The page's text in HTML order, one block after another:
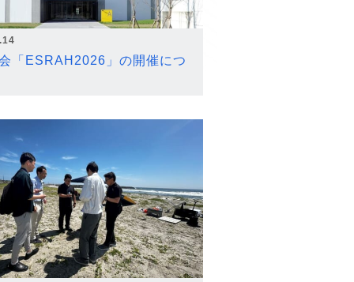
「ESRAH2026」の開催につ